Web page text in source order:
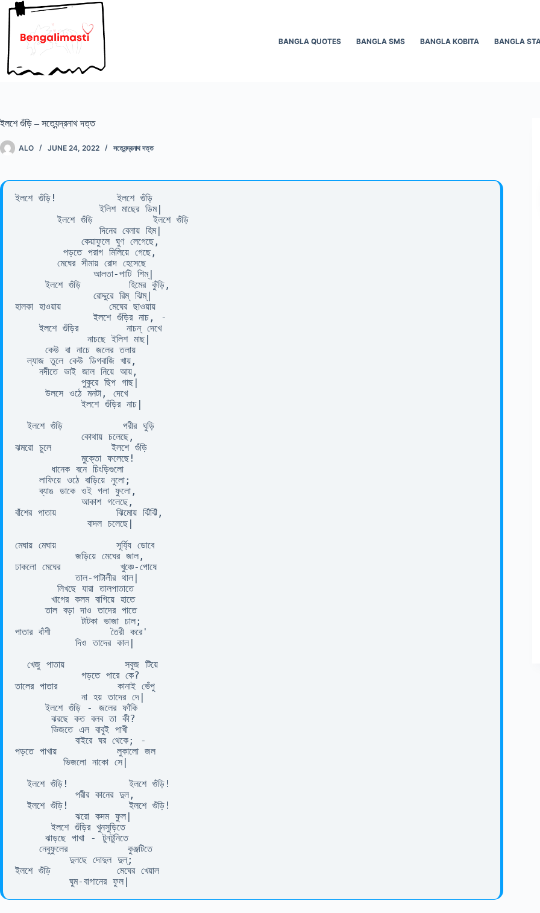
Skip
content
BANGLA QUOTES BANGLA SMS BANGLA KOBITA BANGLA
ইলশে গুঁড়ি – সত্যেন্দ্রনাথ দত্ত
ALO JUNE 24, 2022 সত্যেন্দ্রনাথ দত্ত
ইলশে গুঁড়ি!          ইলশে গুঁড়ি
              ইলিশ মাছের ডিম|
       ইলশে গুঁড়ি          ইলশে গুঁড়ি
     ইলশে গুঁড়ি        হিমের কুঁড়ি,
হালকা হাওয়ায়        মেঘের ছাওয়ায়
             ইলশে গুঁড়ির নাচ, -
    ইলশে গুঁড়ির        নাচন্ দেখে
  ল্যাজ তুলে কেউ ডিগবাজি খায়,
           ইলশে গুঁড়ির নাচ|
  ইলশে গুঁড়ি          পরীর ঘুড়ি
ঝমরো চুলে          ইলশে গুঁড়ি
    ব্যাঙ ডাকে ওই গলা ফুলো,
বাঁশের পাতায়          ঝিমোয় ঝিঁঝিঁ,
মেঘায় মেঘায়          সূর্য্যি ডোবে
ঢাকলো মেঘের          খুঞ্চে-পোষে
          তাল-পাটালীর থাল|
     তাল বড়া দাও তাদের পাতে
           টাটকা ভাজা চাল;
পাতার বাঁশী          তৈরী করে'
তালের পাতার          কানাই ভেঁপু
     ইলশে গুঁড়ি - জলের ফাঁকি
পড়তে পাখায়          লুকালো জল
  ইলশে গুঁড়ি!          ইলশে গুঁড়ি!
  ইলশে গুঁড়ি!          ইলশে গুঁড়ি!
      ইলশে গুঁড়ির খুনসুড়িতে
ইলশে গুঁড়ি           মেঘের খেয়াল
         ঘুম-বাগানের ফুল|